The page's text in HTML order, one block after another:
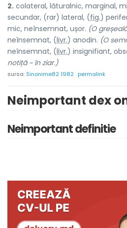
2. colateral, lăturalnic, marginal,
secundar, (rar) lateral, (fig.) perife
mic, neînsemnat, ușor. (O
neînsemnat, (livr.) anodin. (O
neînsemnat, (livr.) insignifiant,
notiță ~ în ziar.)
sursa: Sinonime82 1982 permalink
Neimportant dex
Neimportant definitie